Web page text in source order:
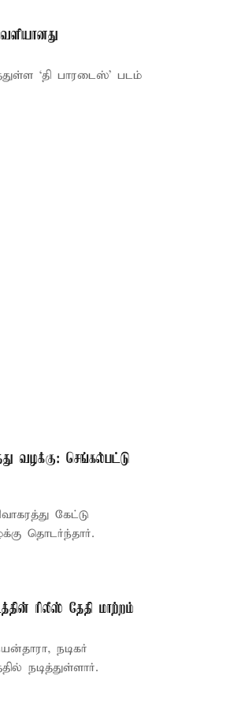
படம்
வழக்கு: செங்கல்பட்டு
கேட்டு
தொடர்ந்தார்.
ரிலீஸ் தேதி மாற்றம்
நடிகர்
நடித்துள்ளார்.